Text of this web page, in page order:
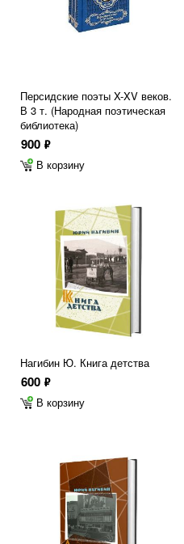
Персидские поэты X-XV веков.
В 3 т. (Народная поэтическая
библиотека)
900 ф
В корзину
Нагибин Ю. Книга детства
600 ф
В корзину